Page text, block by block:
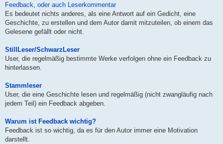
i
r
a
Feedback, oder auch Leserkommentar
Es bedeutet nichts anderes, als eine Antwort auf ein Gedicht, eine
Geschichte, zu erstellen und dem Autor damit mitzuteilen, ob einem das
Gelesene gefällt oder nicht.
StillLeser/SchwarzLeser
User, die regelmäßig bestimmte Werke verfolgen ohne ein Feedback zu
hinterlassen.
Stammleser
User, die eine Geschichte lesen und regelmäßig (nicht zwangläufig nach
jedem Teil) ein Feedback abgeben.
Warum ist Feedback wichtig?
Feedback ist so wichtig, da es für den Autor immer eine Motivation
darstellt.